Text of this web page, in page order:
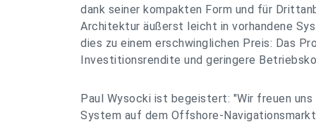
dank seiner kompakten Form und für
Architektur äußerst leicht in vorhandene
dies zu einem erschwinglichen Preis: Das
Investitionsrendite und geringere
Paul Wysocki ist begeistert: "Wir freuen
System auf dem Offshore-